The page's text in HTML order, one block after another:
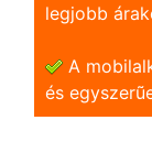
legjobb
A
és